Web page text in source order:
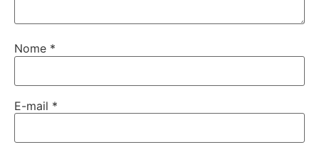
Nome *
E-mail *